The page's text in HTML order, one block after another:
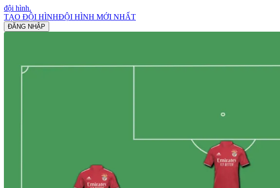
đội hình.
TẠO ĐỘI HÌNHĐỘI HÌNH MỚI NHẤT
ĐĂNG NHẬP